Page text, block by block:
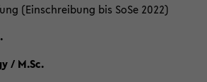
(Einschreibung bis SoSe 2022)
/ M.Sc.